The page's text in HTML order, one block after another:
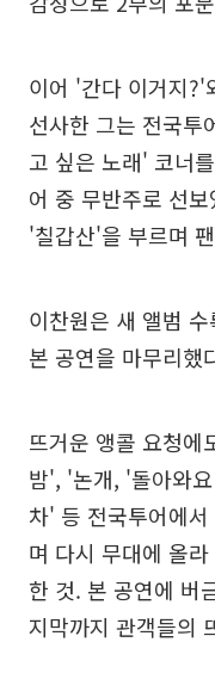
이어 '간다 이거지?'
선사한 그는 전국투
고 싶은 노래' 코너
어 중 무반주로 선
'칠갑산'을 부르며
이찬원은 새 앨범
본 공연을 마무리했
뜨거운 앵콜 요청에
밤', '논개, '돌아와
차' 등 전국투어에
며 다시 무대에 올
한 것. 본 공연에 버
지막까지 관객들의